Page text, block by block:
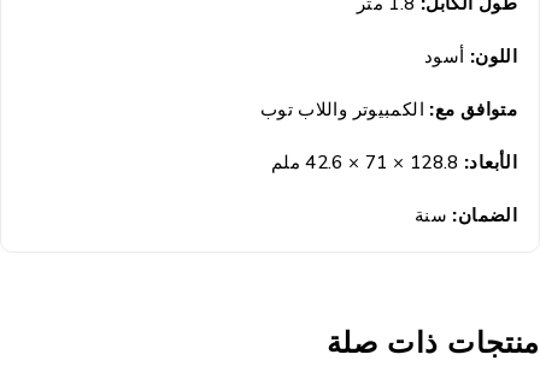
اللون:أسود
متوافق مع:الكمبيوتر واللاب توب
الأبعاد: 128.8 × 71 × 42.6 ملم
الضمان:سنة
ذات صلة